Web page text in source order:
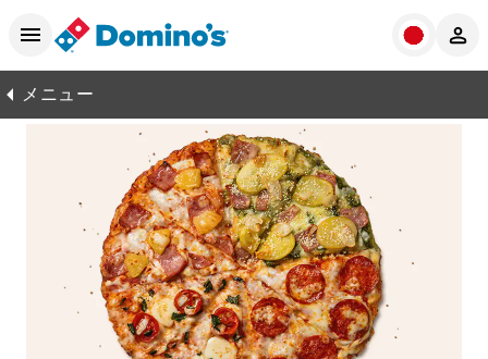
メニュー